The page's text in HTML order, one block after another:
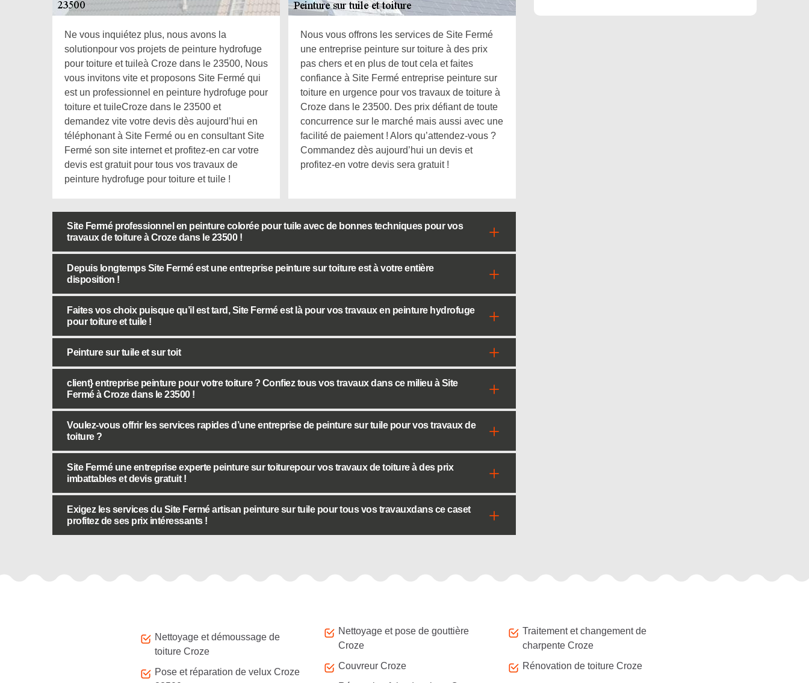
Ne vous inquiétez plus, nous avons la
solutionpour vos projets de peinture hydrofuge
pour toiture et tuileà Croze dans le 23500, Nous
vous invitons vite et proposons Site Fermé qui
est un professionnel en peinture hydrofuge pour
toiture et tuileCroze dans le 23500 et
demandez vite votre devis dès aujourd’hui en
téléphonant à Site Fermé ou en consultant Site
Fermé son site internet et profitez-en car votre
devis est gratuit pour tous vos travaux de
peinture hydrofuge pour toiture et tuile !
Nous vous offrons les services de Site Fermé
une entreprise peinture sur toiture à des prix
pas chers et en plus de tout cela et faites
confiance à Site Fermé entreprise peinture sur
toiture en urgence pour vos travaux de toiture à
Croze dans le 23500. Des prix défiant de toute
concurrence sur le marché mais aussi avec une
facilité de paiement ! Alors qu’attendez-vous ?
Commandez dès aujourd’hui un devis et
profitez-en votre devis sera gratuit !
Site Fermé professionnel en peinture colorée pour tuile avec de bonnes techniques pour vos
travaux de toiture à Croze dans le 23500 !
Depuis longtemps Site Fermé est une entreprise peinture sur toiture est à votre entière
disposition !
Faites vos choix puisque qu’il est tard, Site Fermé est là pour vos travaux en peinture hydrofuge
pour toiture et tuile !
Peinture sur tuile et sur toit
client} entreprise peinture pour votre toiture ? Confiez tous vos travaux dans ce milieu à Site
Fermé à Croze dans le 23500 !
Voulez-vous offrir les services rapides d’une entreprise de peinture sur tuile pour vos travaux de
toiture ?
Site Fermé une entreprise experte peinture sur toiturepour vos travaux de toiture à des prix
imbattables et devis gratuit !
Exigez les services du Site Fermé artisan peinture sur tuile pour tous vos travauxdans ce caset
profitez de ses prix intéressants !
Nettoyage et démoussage de
toiture Croze
Pose et réparation de velux Croze
Nettoyage et pose de gouttière
Croze
Couvreur Croze
Traitement et changement de
charpente Croze
Rénovation de toiture Croze